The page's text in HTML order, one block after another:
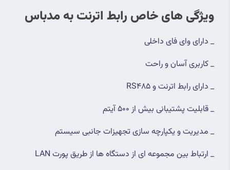
ویژگی های خاص رابط اترنت به مدباس
_ دارای وای فای داخلی
_ کاربری آسان و راحت
_ دارای رابط اترنت و RS485
_ قابلیت پشتیبانی بیش از 500 آیتم
_ مدیریت و یکپارچه سازی تجهیزات جانبی سیستم
_ ارتباط بین مجموعه ای از دستگاه ها از طریق پورت LAN